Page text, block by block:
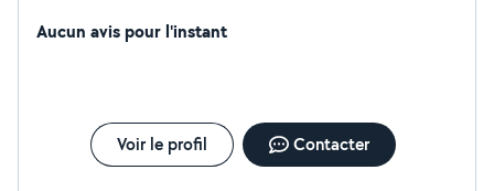
Aucun avis pour l'instant
Voir le profil Contacter